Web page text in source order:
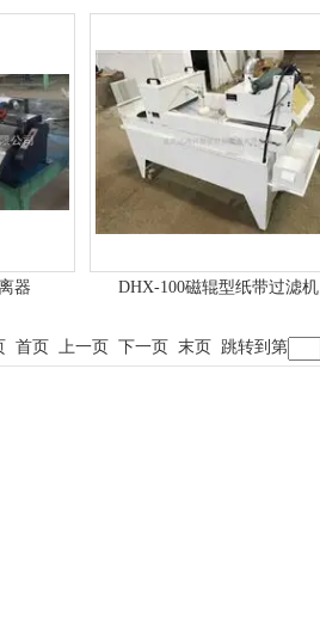
器 DHX-100磁辊型纸带过滤机
首页 上一页 下一页 末页 跳转到第